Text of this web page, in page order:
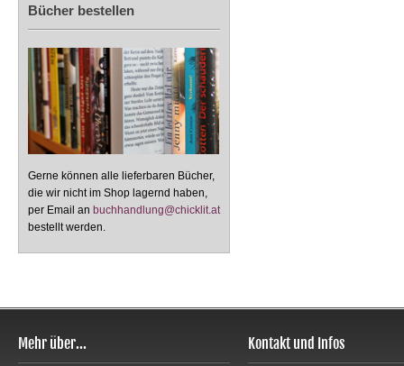
Bücher bestellen
Gerne können alle lieferbaren Bücher,
die wir nicht im Shop lagernd haben,
per Email an buchhandlung@chicklit.at
bestellt werden.
Mehr über... Kontakt und Infos